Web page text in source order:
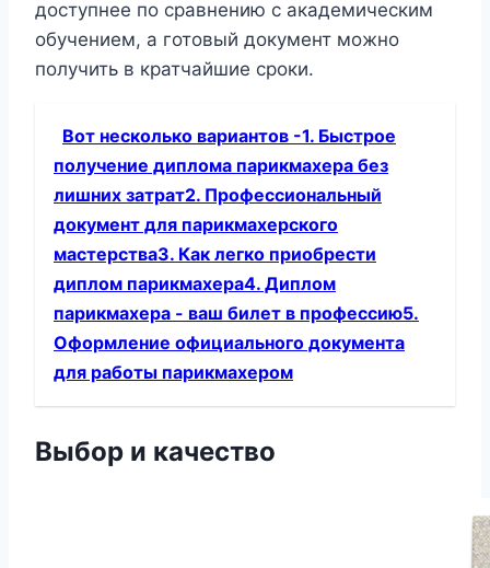
доступнее по сравнению с академическим
обучением, а готовый документ можно
получить в кратчайшие сроки.
Вот несколько вариантов -1. Быстрое
получение диплома парикмахера без
лишних затрат2. Профессиональный
документ для парикмахерского
мастерства3. Как легко приобрести
диплом парикмахера4. Диплом
парикмахера - ваш билет в профессию5.
Оформление официального документа
для работы парикмахером
Выбор и качество